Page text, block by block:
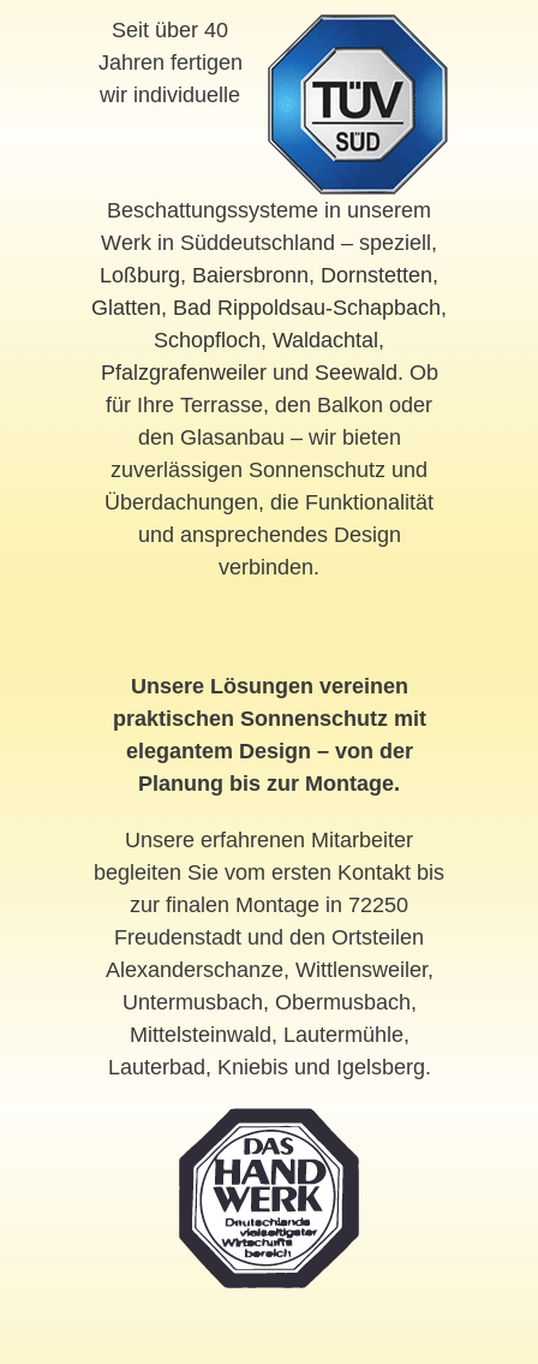
Seit über 40
Jahren fertigen
wir individuelle
Beschattungssysteme in unserem
Werk in Süddeutschland – speziell,
Loßburg, Baiersbronn, Dornstetten,
Glatten, Bad Rippoldsau-Schapbach,
Schopfloch, Waldachtal ,
Pfalzgrafenweilerund Seewald. Ob
für Ihre Terrasse, den Balkon oder
den Glasanbau – wir bieten
zuverlässigen Sonnenschutz und
Überdachungen, die Funktionalität
und ansprechendes Design
verbinden.
Unsere Lösungen vereinen
praktischen Sonnenschutz mit
elegantem Design – von der
Planung bis zur Montage.
Unsere erfahrenen Mitarbeiter
begleiten Sie vom ersten Kontakt bis
zur finalen Montage in 72250
Freudenstadt und den Ortsteilen
Alexanderschanze, Wittlensweiler,
Untermusbach, Obermusbach,
Mittelsteinwald, Lautermühle,
Lauterbad, Kniebis und Igelsberg.